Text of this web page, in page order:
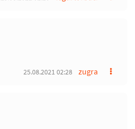
zugra
25.08.2021 02:28